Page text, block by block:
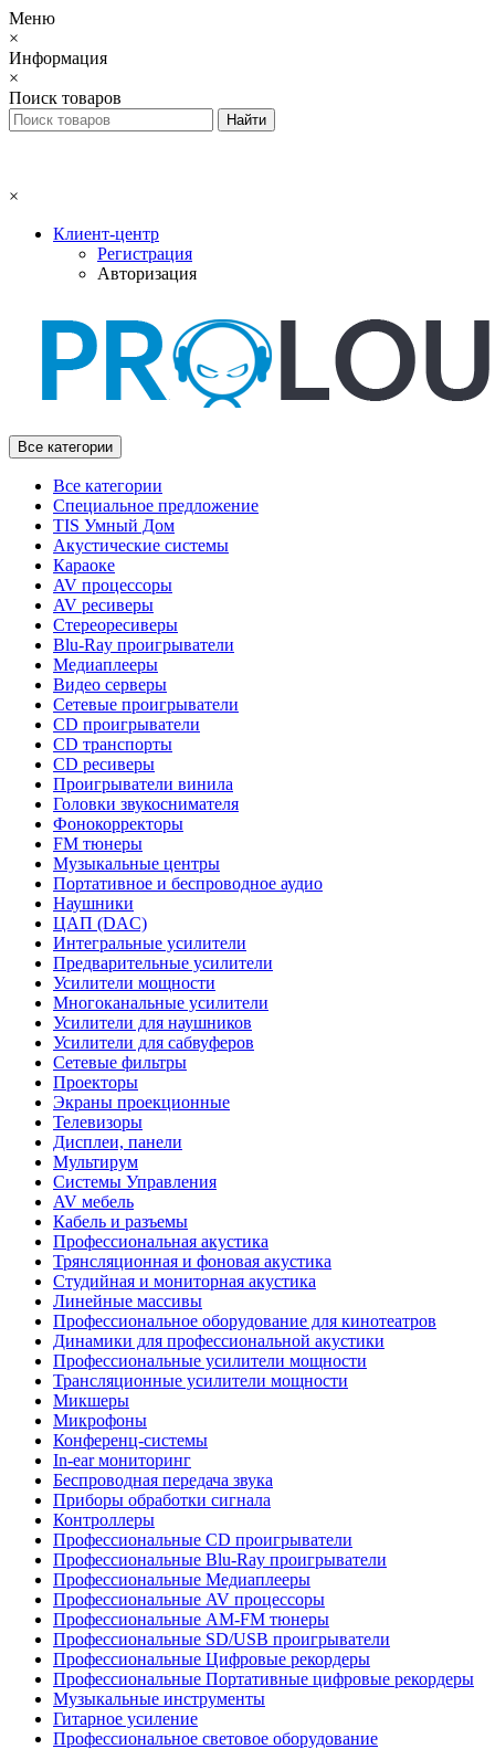
Меню
×
Информация
×
Поиск товаров
×
Клиент-центр
Регистрация
Авторизация
Все категории
Все категории
Специальное предложение
TIS Умный Дом
Акустические системы
Караоке
AV процессоры
AV ресиверы
Стереоресиверы
Blu-Ray проигрыватели
Медиаплееры
Видео серверы
Сетевые проигрыватели
CD проигрыватели
CD транспорты
CD ресиверы
Проигрыватели винила
Головки звукоснимателя
Фонокорректоры
FM тюнеры
Музыкальные центры
Портативное и беспроводное аудио
Наушники
ЦАП (DAC)
Интегральные усилители
Предварительные усилители
Усилители мощности
Многоканальные усилители
Усилители для наушников
Усилители для сабвуферов
Сетевые фильтры
Проекторы
Экраны проекционные
Телевизоры
Дисплеи, панели
Мультирум
Системы Управления
AV мебель
Кабель и разъемы
Профессиональная акустика
Трянсляционная и фоновая акустика
Студийная и мониторная акустика
Линейные массивы
Профессиональное оборудование для кинотеатров
Динамики для профессиональной акустики
Профессиональные усилители мощности
Трансляционные усилители мощности
Микшеры
Микрофоны
Конференц-системы
In-ear мониторинг
Беспроводная передача звука
Приборы обработки сигнала
Контроллеры
Профессиональные СD проигрыватели
Профессиональные Blu-Ray проигрыватели
Профессиональные Медиаплееры
Профессиональные AV процессоры
Профессиональные AM-FM тюнеры
Профессиональные SD/USB проигрыватели
Профессиональные Цифровые рекордеры
Профессиональные Портативные цифровые рекордеры
Музыкальные инструменты
Гитарное усиление
Профессиональное световое оборудование